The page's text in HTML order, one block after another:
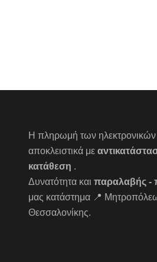
Η πληρωμή των ηλεκτρονικών
αποκλειστικά με
κατάθεση .
Δυνατότητα και παραλαβής -
μας κατάστημα 📍
Θεσσαλονίκης.